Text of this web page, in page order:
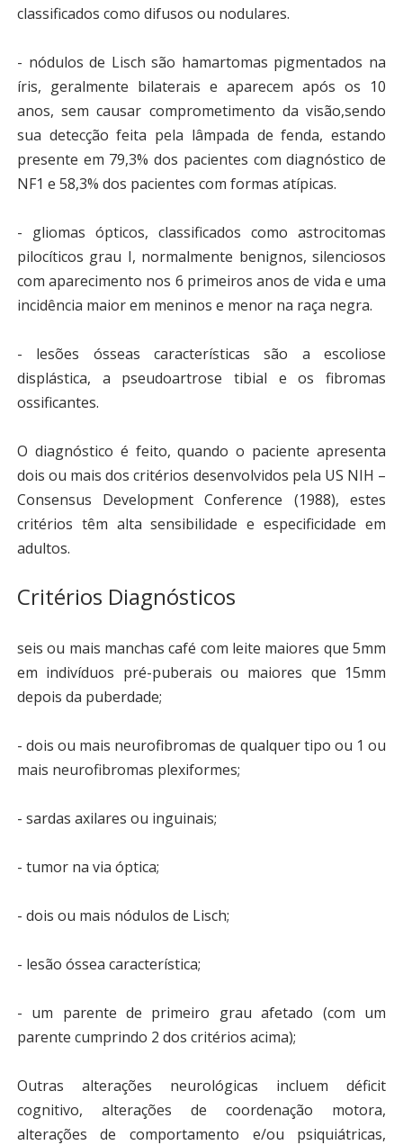
classificados como difusos ou nodulares.
- nódulos de Lisch são hamartomas pigmentados na
íris, geralmente bilaterais e aparecem após os 10
anos, sem causar comprometimento da visão,sendo
sua detecção feita pela lâmpada de fenda, estando
presente em 79,3% dos pacientes com diagnóstico de
NF1 e 58,3% dos pacientes com formas atípicas.
- gliomas ópticos, classificados como astrocitomas
pilocíticos grau I, normalmente benignos, silenciosos
com aparecimento nos 6 primeiros anos de vida e uma
incidência maior em meninos e menor na raça negra.
- lesões ósseas características são a escoliose
displástica, a pseudoartrose tibial e os fibromas
ossificantes.
O diagnóstico é feito, quando o paciente apresenta
dois ou mais dos critérios desenvolvidos pela US NIH –
Consensus Development Conference (1988), estes
critérios têm alta sensibilidade e especificidade em
adultos.
Critérios Diagnósticos
seis ou mais manchas café com leite maiores que 5mm
em indivíduos pré-puberais ou maiores que 15mm
depois da puberdade;
- dois ou mais neurofibromas de qualquer tipo ou 1 ou
mais neurofibromas plexiformes;
- sardas axilares ou inguinais;
- tumor na via óptica;
- dois ou mais nódulos de Lisch;
- lesão óssea característica;
- um parente de primeiro grau afetado (com um
parente cumprindo 2 dos critérios acima);
Outras alterações neurológicas incluem déficit
cognitivo, alterações de coordenação motora,
alterações de comportamento e/ou psiquiátricas,